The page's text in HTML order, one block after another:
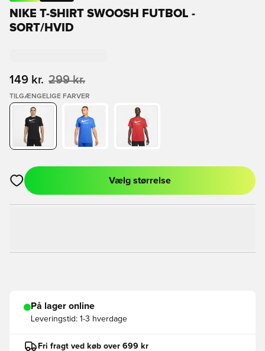
NIKE T-SHIRT SWOOSH FUTBOL -
SORT/HVID
149 kr. 299 kr.
TILGÆNGELIGE FARVER
Åbner en Modal til at logge ind eller tilmelde dig som medlem
Vælg størrelse
På lager online
Leveringstid: 1-3 hverdage
Fri fragt ved køb over 699 kr